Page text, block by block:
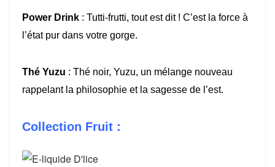
Power Drink : Tutti-frutti, tout est dit ! C’est la force à
l’état pur dans votre gorge.
Thé Yuzu : Thé noir, Yuzu, un mélange nouveau
rappelant la philosophie et la sagesse de l’est.
Collection Fruit :